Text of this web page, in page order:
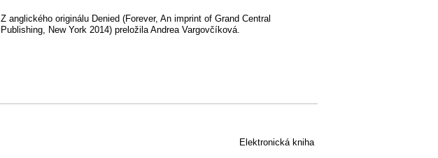
Z anglického originálu Denied (Forever, An imprint of Grand Central
Publishing, New York 2014) preložila Andrea Vargovčíková.
Elektronická kniha